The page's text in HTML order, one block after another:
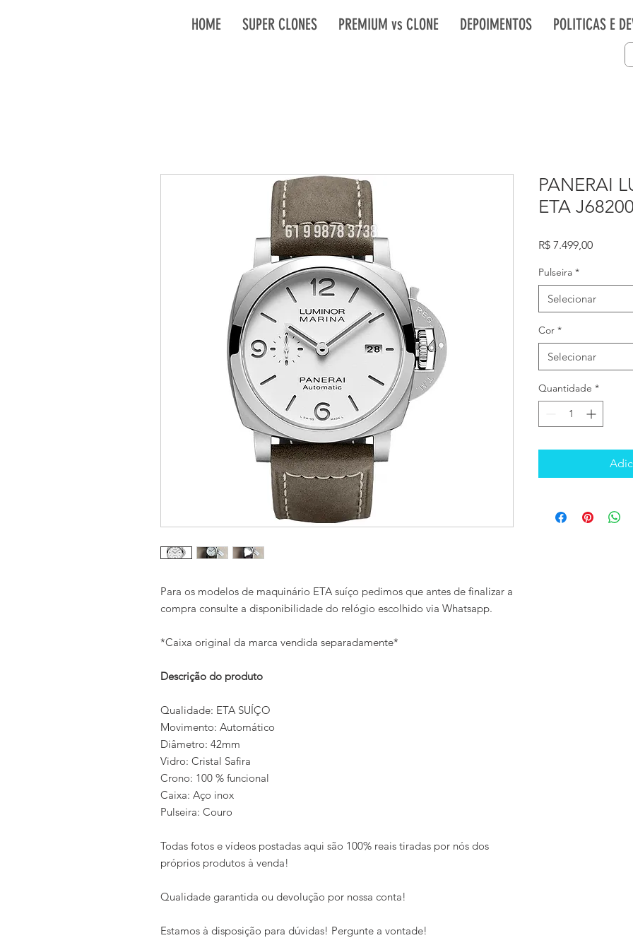
HOME SUPER CLONES PREMIUM vs CLONE DEPOIMENTOS POLITICAS E
Para os modelos de maquinário ETA suíço pedimos que antes de finalizar a
compra consulte a disponibilidade do relógio escolhido via Whatsapp.
*Caixa original da marca vendida separadamente*
Descrição do produto
Qualidade: ETA SUÍÇO
Movimento: Automático
Diâmetro: 42mm
Vidro: Cristal Safira
Crono: 100 % funcional
Caixa: Aço inox
Pulseira: Couro
Todas fotos e vídeos postadas aqui são 100% reais tiradas por nós dos
próprios produtos à venda!
Qualidade garantida ou devolução por nossa conta!
Estamos à disposição para dúvidas! Pergunte a vontade!
PANERAI
ETA
R$ 7.499,00Preço
Pulseira *
Selecionar
Cor *
Selecionar
Quantidade *